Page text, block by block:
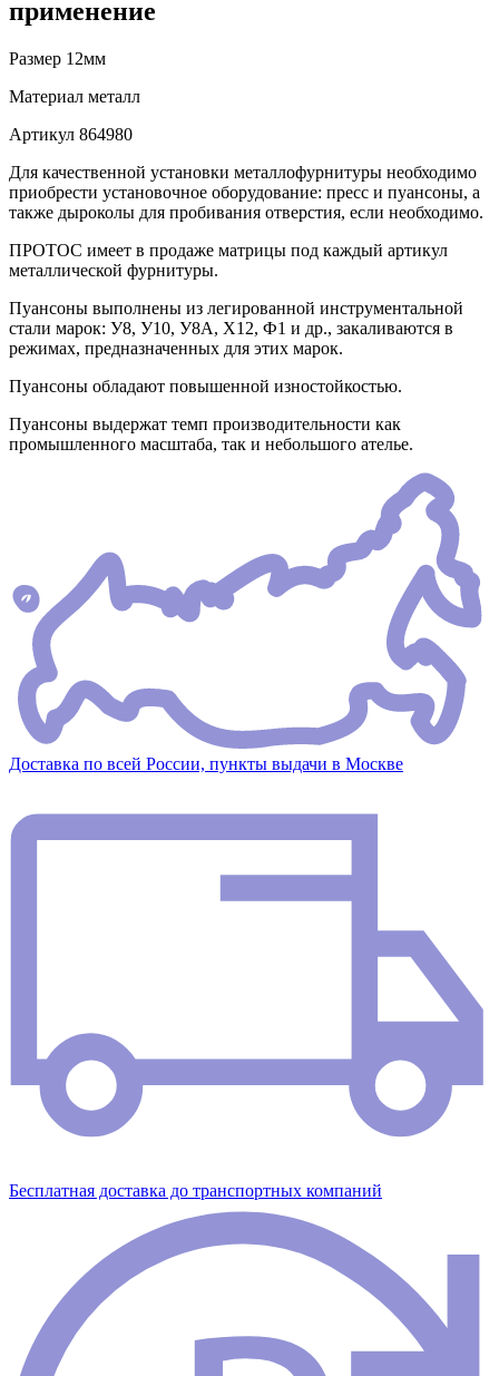
применение
Размер 12мм
Материал металл
Артикул 864980
Для качественной установки металлофурнитуры необходимо
приобрести установочное оборудование: пресс и пуансоны, а
также дыроколы для пробивания отверстия, если необходимо.
ПРОТОС имеет в продаже матрицы под каждый артикул
металлической фурнитуры.
Пуансоны выполнены из легированной инструментальной
стали марок: У8, У10, У8А, Х12, Ф1 и др., закаливаются в
режимах, предназначенных для этих марок.
Пуансоны обладают повышенной изностойкостью.
Пуансоны выдержат темп производительности как
промышленного масштаба, так и небольшого ателье.
Доставка по всей России, пункты выдачи в Москве
Бесплатная доставка до транспортных компаний